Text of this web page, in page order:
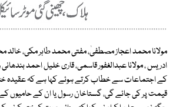
مولانا محمد اعجاز مصطفیٰ، مفتی محمد طاہر مکی، خالد
ادریس ، مولانا عبدالغفور قاسمی، قاری خلیل احمد
کے اجتماعات سے خطاب کرتے ہوئے کہا ہے کہ عقیدہ
قیمت پر کی جائے گی، گستاخان رسول یا ان کے حامیوں